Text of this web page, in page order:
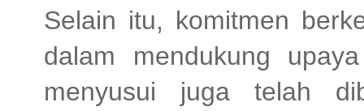
Selain itu, komitmen
dalam mendukung
menyusui juga telah